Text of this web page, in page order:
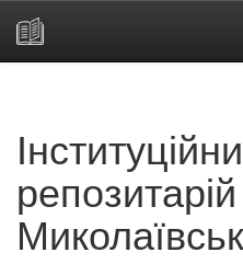
репозитарій